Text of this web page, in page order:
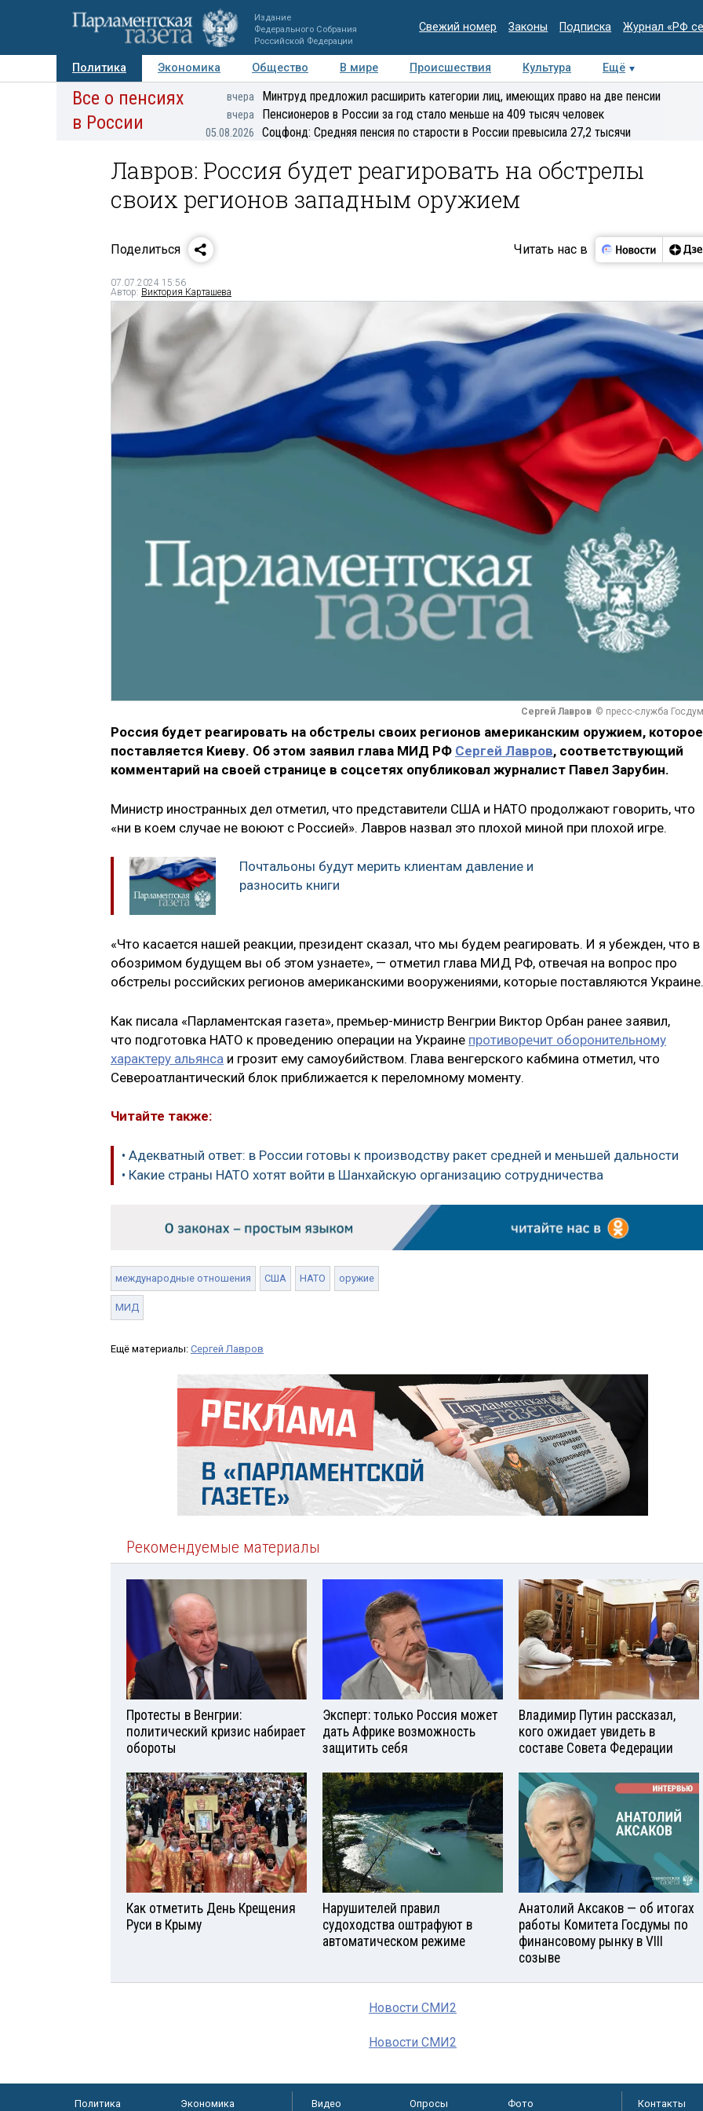
Издание
Федерального Собрания
Российской Федерации
Свежий номер Законы Подписка Журнал «РФ
Политика Экономика Общество В мире Происшествия Культура
Ещё
Авторы Персоны Мнения Регионы Медиацентр Интервью Колумнисты
Все о пенсиях
в России
вчера Минтруд предложил расширить категории лиц, имеющих право на две пенсии
вчера Пенсионеров в России за год стало меньше на 409 тысяч человек
05.08.2026 Соцфонд: Средняя пенсия по старости в России превысила 27,2 тысячи
Лавров: Россия будет реагировать на обстрелы
своих регионов западным оружием
Поделиться Читать нас в
07.07.2024 15:56
Автор: Виктория Карташева
Сергей Лавров © пресс-служба
Россия будет реагировать на обстрелы своих регионов американским оружием, которое
поставляется Киеву. Об этом заявил глава МИД РФ Сергей Лавров, соответствующий
комментарий на своей странице в соцсетях опубликовал журналист Павел Зарубин.
Министр иностранных дел отметил, что представители США и НАТО продолжают говорить, что
«ни в коем случае не воюют с Россией». Лавров назвал это плохой миной при плохой игре.
Почтальоны будут мерить клиентам давление и
разносить книги
«Что касается нашей реакции, президент сказал, что мы будем реагировать. И я убежден, что в
обозримом будущем вы об этом узнаете», — отметил глава МИД РФ, отвечая на вопрос про
обстрелы российских регионов американскими вооружениями, которые поставляются Украине.
Как писала «Парламентская газета», премьер-министр Венгрии Виктор Орбан ранее заявил,
что подготовка НАТО к проведению операции на Украине противоречит оборонительному
характеру альянса и грозит ему самоубийством. Глава венгерского кабмина отметил, что
Североатлантический блок приближается к переломному моменту.
Читайте также:
• Адекватный ответ: в России готовы к производству ракет средней и меньшей дальности
• Какие страны НАТО хотят войти в Шанхайскую организацию сотрудничества
международные отношения США НАТО оружие
МИД
Ещё материалы: Сергей Лавров
Рекомендуемые материалы
Протесты в Венгрии:
политический кризис набирает
обороты
Эксперт: только Россия может
дать Африке возможность
защитить себя
Владимир Путин рассказал,
кого ожидает увидеть в
составе Совета Федерации
Как отметить День Крещения
Руси в Крыму
Нарушителей правил
судоходства оштрафуют в
автоматическом режиме
Анатолий Аксаков — об итогах
работы Комитета Госдумы по
финансовому рынку в VIII
созыве
Новости СМИ2
Новости СМИ2
Политика Экономика Видео Опросы Фото Контакты